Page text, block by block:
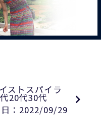
ストスパイラ
20代30代
：2022/09/29